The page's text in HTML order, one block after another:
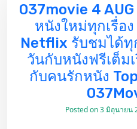
037movie 4
หนังใหม่ทุกเรื่อ
Netflix รับชมได้
วันกับหนังฟรีเต็ม
กับคนรักหนัง
Posted on3 มิถุนายน